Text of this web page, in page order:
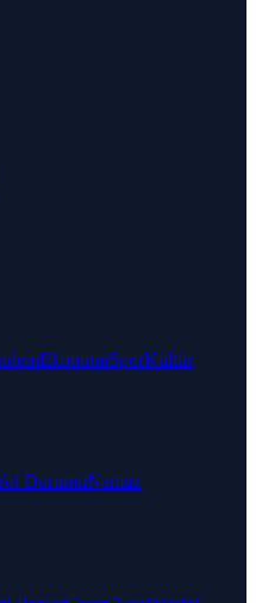
EkonomiSporKültür
DurumuNamaz